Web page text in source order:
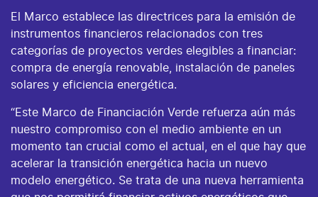
El Marco establece las directrices para la emisión de
instrumentos financieros relacionados con tres
categorías de proyectos verdes elegibles a financiar:
compra de energía renovable, instalación de paneles
solares y eficiencia energética.
“Este Marco de Financiación Verde refuerza aún más
nuestro compromiso con el medio ambiente en un
momento tan crucial como el actual, en el que hay que
acelerar la transición energética hacia un nuevo
modelo energético. Se trata de una nueva herramienta